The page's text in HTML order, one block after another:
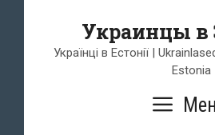
содержимому
Украинцы в
Українці в Естонії |
Estonia